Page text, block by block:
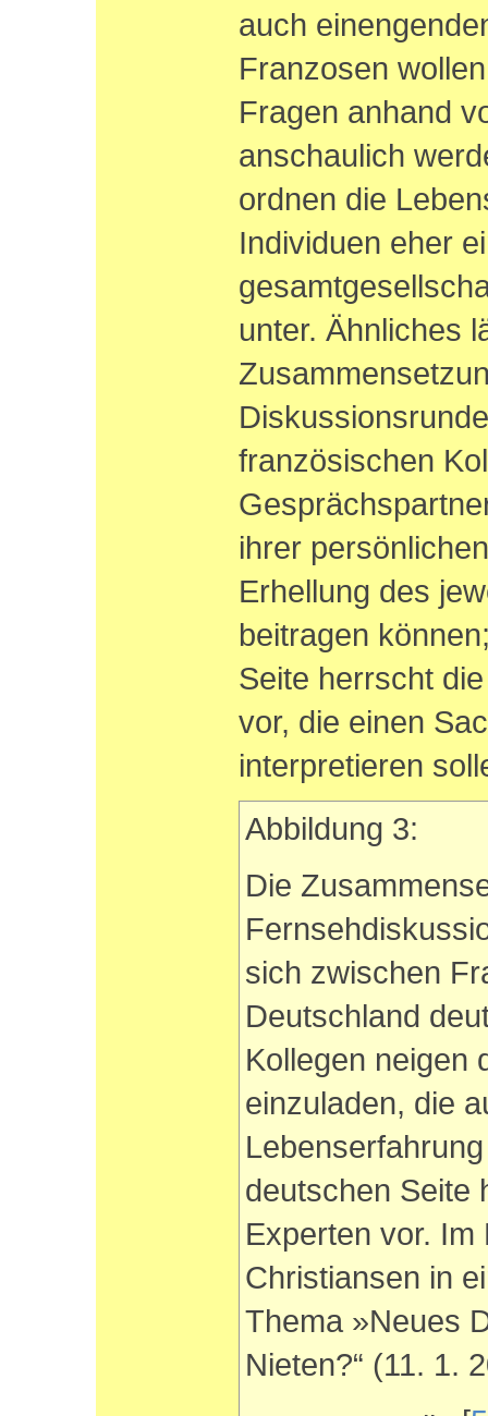
auch
Franzosen
Fragen anhand
anschaulich
ordnen die
Individuen eher
unter. Ähnliches
französischen
ihrer
Erhellung des
beitragen
Seite herrscht
vor, die einen
interpretieren
Abbildung 3:
Die
sich zwischen
Deutschland
Kollegen neigen
einzuladen, die
deutschen Seite
Experten vor. Im
Christiansen in
Thema »Neues
Nieten?“ (11. 1.